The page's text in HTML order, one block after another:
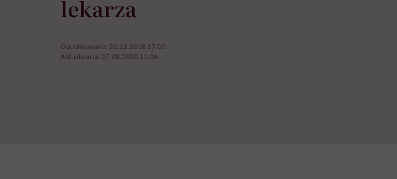
lekarza
Opublikowano: 20.12.2018 17:00
Aktualizacja: 27.08.2020 11:06